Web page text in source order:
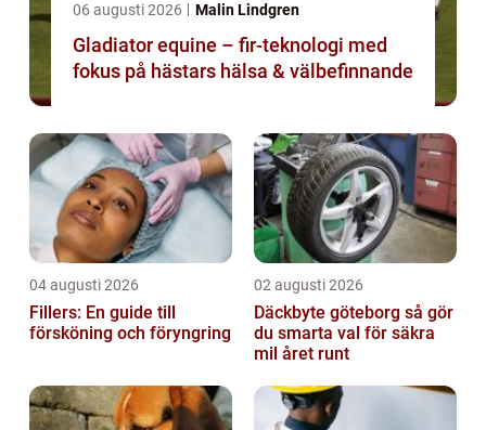
06 augusti 2026 Malin Lindgren
Gladiator equine – fir-teknologi med
fokus på hästars hälsa & välbefinnande
04 augusti 2026
Fillers: En guide till
försköning och föryngring
02 augusti 2026
Däckbyte göteborg så gör
du smarta val för säkra
mil året runt